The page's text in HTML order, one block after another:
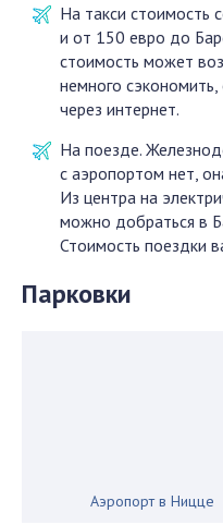
На такси стоимость
и от 150 евро до
стоимость может
немного сэкономить,
через интернет.
На поезде.
с аэропортом нет,
Из центра на
можно добраться в
Стоимость поездки
Парковки
Аэропорт в Ницце